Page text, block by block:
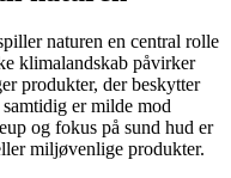
naturen en central rolle
klimalandskab påvirker
produkter, der beskytter
er milde mod
og fokus på sund hud er
miljøvenlige produkter.